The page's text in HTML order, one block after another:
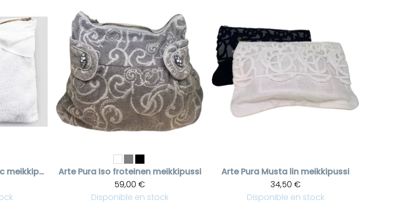
Froteinen blanc meikkipussi nauhakoristeilla
Arte Pura Iso froteinen meikkipussi
59,00 €
Disponible en stock
Arte Pura Musta lin meikkipussi
34,50 €
Disponible en stock